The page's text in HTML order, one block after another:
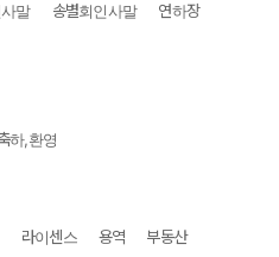
말 송별회인사말
연하장
하,환영
라이센스 용역
부동산